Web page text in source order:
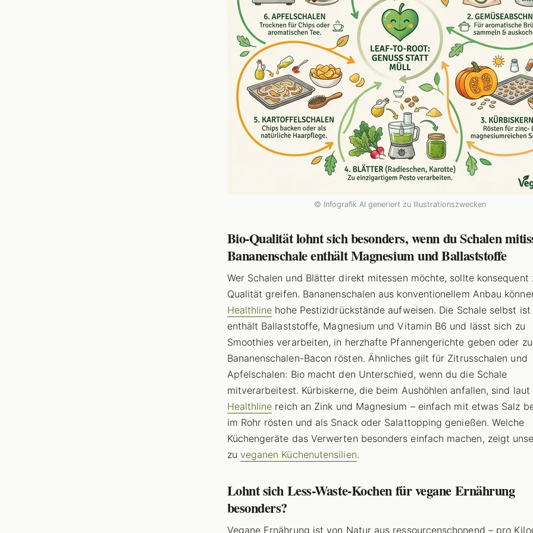
© Infografik AI generiert zu Illustrationszwecken
Bio-Qualität lohnt sich besonders, wenn du Schalen
Bananenschale enthält Magnesium und Ballaststoffe
Wer Schalen und Blätter direkt mitessen möchte, sollte konsequent
Qualität greifen. Bananenschalen aus konventionellem Anbau
Healthline hohe Pestizidrückstände aufweisen. Die Schale selbst ist
enthält Ballaststoffe, Magnesium und Vitamin B6 und lässt sich zu
Smoothies verarbeiten, in herzhafte Pfannengerichte geben oder
Bananenschalen-Bacon rösten. Ähnliches gilt für Zitrusschalen und
Apfelschalen: Bio macht den Unterschied, wenn du die Schale
mitverarbeitest. Kürbiskerne, die beim Aushöhlen anfallen, sind laut
Healthline reich an Zink und Magnesium – einfach mit etwas Salz
im Rohr rösten und als Snack oder Salattopping genießen. Welche
Küchengeräte das Verwerten besonders einfach machen, zeigt
zu veganen Küchenutensilien.
Lohnt sich Less-Waste-Kochen für vegane Ernährung
besonders?
Vegane Ernährung ist von Natur aus ressourcenschonend – pro